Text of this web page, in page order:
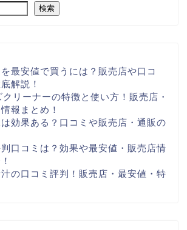
検索
最安値で買うには？販売店や口コ
解説！
リーナーの特徴と使い方！販売店・
報まとめ！
効果ある？口コミや販売店・通販の
口コミは？効果や最安値・販売店情
の口コミ評判！販売店・最安値・特